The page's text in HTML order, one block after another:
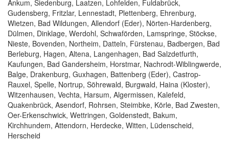
Ankum, Siedenburg, Laatzen, Lohfelden, Fuldabrück,
Gudensberg, Fritzlar, Lennestadt, Plettenberg, Ehrenburg,
Wietzen, Bad Wildungen, Allendorf (Eder), Nörten-Hardenberg,
Dülmen, Dinklage, Werdohl, Schwaförden, Lamspringe, Stöckse,
Nieste, Bovenden, Northeim, Datteln, Fürstenau, Badbergen, Bad
Berleburg, Hagen, Altena, Langenhagen, Bad Salzdetfurth,
Kaufungen, Bad Gandersheim, Horstmar, Nachrodt-Wiblingwerde,
Balge, Drakenburg, Guxhagen, Battenberg (Eder), Castrop-
Rauxel, Spelle, Nortrup, Söhrewald, Burgwald, Haina (Kloster),
Witzenhausen, Vechta, Harsum, Algermissen, Kalefeld,
Quakenbrück, Asendorf, Rohrsen, Steimbke, Körle, Bad Zwesten,
Oer-Erkenschwick, Wettringen, Goldenstedt, Bakum,
Kirchhundem, Attendorn, Herdecke, Witten, Lüdenscheid,
Herscheid